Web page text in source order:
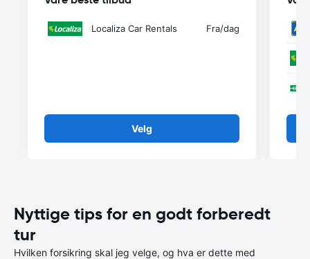
Localiza Car Rentals Fra/dag
Velg
Nyttige tips for en godt forberedt
tur
Hvilken forsikring skal jeg velge, og hva er dette med